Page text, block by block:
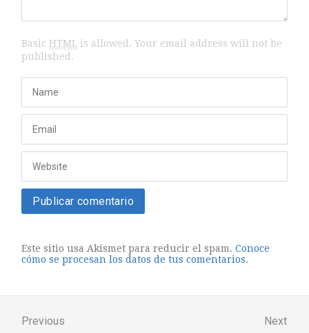
BasicHTML is allowed. Your email address will not be
published.
Este sitio usa Akismet para reducir el spam.Conoce
cómo se procesan los datos de tus comentarios.
Previous Next